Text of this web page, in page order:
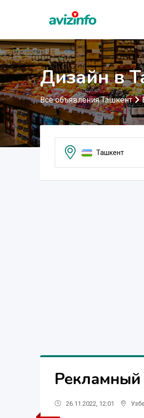
Дизайн в
Все объявления Ташкент
Ташкент
Рекламный
26.11.2022, 12:01